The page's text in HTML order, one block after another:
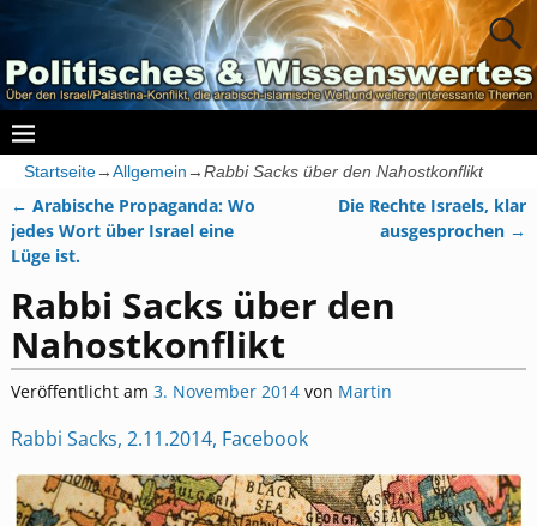
Startseite→Allgemein→Rabbi Sacks über den Nahostkonflikt
Artikelnavigation
← Arabische Propaganda: Wo
jedes Wort über Israel eine
Lüge ist.
Die Rechte Israels, klar
ausgesprochen →
Rabbi Sacks über den
Nahostkonflikt
Veröffentlicht am 3. November 2014 von Martin
Rabbi Sacks, 2.11.2014, Facebook